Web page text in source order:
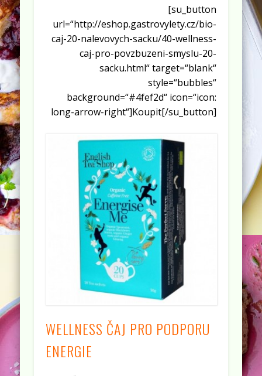
[su_button
url=“http://eshop.gastrovylety.cz/bio-
caj-20-nalevovych-sacku/40-wellness-
caj-pro-povzbuzeni-smyslu-20-
sacku.html“ target=“blank“
style=“bubbles“
background=“#4fef2d“ icon=“icon:
long-arrow-right“]Koupit[/su_button]
WELLNESS ČAJ PRO PODPORU
ENERGIE